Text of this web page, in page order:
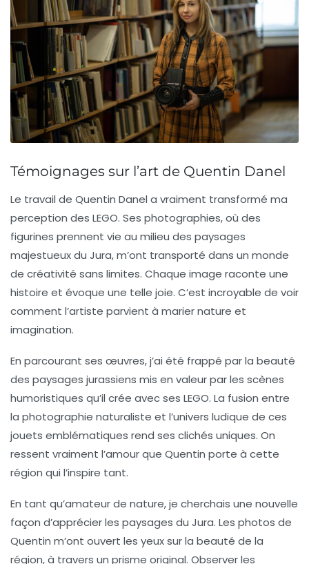
Témoignages sur l’art de Quentin Danel
Le travail de Quentin Danel a vraiment transformé ma
perception des LEGO. Ses photographies, où des
figurines prennent vie au milieu des paysages
majestueux du Jura, m’ont transporté dans un monde
de créativité sans limites. Chaque image raconte une
histoire et évoque une telle joie. C’est incroyable de voir
comment l’artiste parvient à mariernature et
imagination.
En parcourant ses œuvres, j’ai été frappé par la beauté
des paysages jurassiens mis en valeur par les scènes
humoristiques qu’il crée avec ses LEGO. La fusion entre
la photographie naturaliste et l’univers ludique de ces
jouets emblématiques rend ses clichés uniques. On
ressent vraiment l’amour que Quentin porte à cette
région qui l’inspire tant.
En tant qu’amateur de nature, je cherchais une nouvelle
façon d’apprécier les paysages du Jura. Les photos de
Quentin m’ont ouvert les yeux sur la beauté de la
région, à travers un prisme original. Observer les